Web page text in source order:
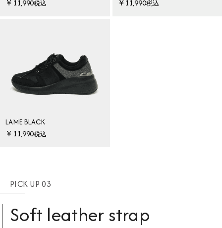
￥11,990税込
￥11,990税込
LAME BLACK
￥11,990税込
PICK UP 03
Soft leather strap